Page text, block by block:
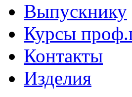
Выпускнику
Курсы
Контакты
Изделия